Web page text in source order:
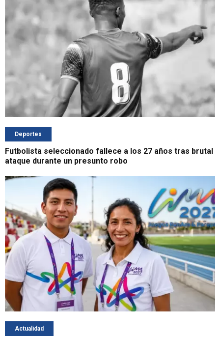
Deportes
Futbolista seleccionado fallece a los 27 años tras brutal
ataque durante un presunto robo
Actualidad